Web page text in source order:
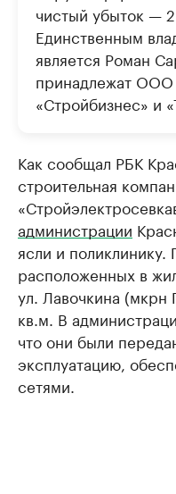
чистый убыток —
Единственным
является Роман
принадлежат ООО
«Стройбизнес» и
Как сообщал РБК
строительная
администрации
ясли и
расположенных в
ул. Лавочкина (мкрн
кв.м. В
что они были
эксплуатацию,
сетями.